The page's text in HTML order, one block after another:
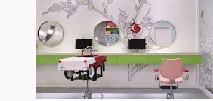
P
o
s
t
a
g
DECORACAO KIDS_BABY MELHORES_MAKES
SAUDE_BELEZA